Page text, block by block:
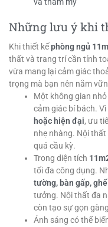
Những lưu ý khi
Khi thiết kếphòng ngủ
thất và trang trí cần tính
vừa mang lại cảm giác
trọng mà bạn nên nắm
Một không gian
cảm giác bí bách.
hoặc hiện đại, ưu
nhẹ nhàng. Nội
quá cầu kỳ.
Trong diện tích
tối đa công dụng.
tường, bàn gấp,
tưởng. Nội thất đa
còn tạo sự gọn
Ánh sáng có thể